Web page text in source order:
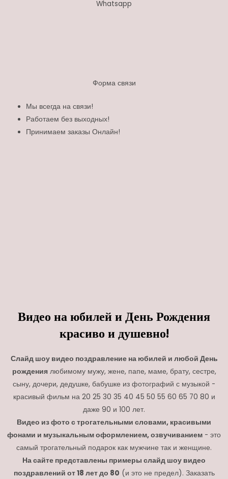
Whatsapp
Форма связи
Мы всегда на связи!
Работаем без выходных!
Принимаем заказы Онлайн!
Видео на юбилей и День Рождения
красиво и душевно!
Слайд шоу видео поздравление на юбилей и любой День
рождениялюбимому мужу, жене, папе, маме, брату, сестре,
сыну, дочери, дедушке, бабушке из фотографий с музыкой -
красивый фильм на 20 25 30 35 40 45 50 55 60 65 70 80 и
даже 90 и 100 лет.
Видео из фото с трогательными словами, красивыми
фонами и музыкальным оформлением, озвучиванием - это
самый трогательный подарок как мужчине так и женщине.
На сайте представлены примеры слайд шоу видео
поздравлений от 18 лет до 80 (и это не предел). Заказать